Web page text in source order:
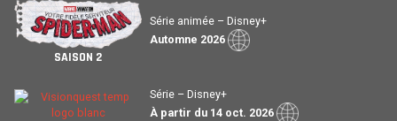
SAISON 2
Série animée – Disney+
Automne 2026
Série – Disney+
À partir du 14 oct. 2026